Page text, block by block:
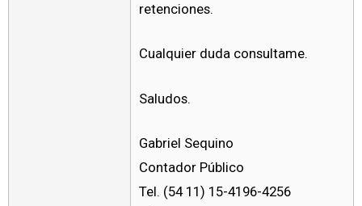
retenciones.
Cualquier duda consultame.
Saludos.
Gabriel Sequino
Contador Público
Tel. (54 11) 15-4196-4256